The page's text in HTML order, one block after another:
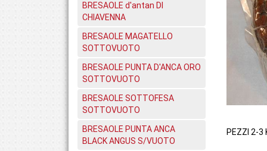
BRESAOLE d'antan DI
CHIAVENNA
BRESAOLE MAGATELLO
SOTTOVUOTO
BRESAOLE PUNTA D'ANCA ORO
SOTTOVUOTO
BRESAOLE SOTTOFESA
SOTTOVUOTO
BRESAOLE PUNTA ANCA
BLACK ANGUS S/VUOTO
PEZZI 2-3